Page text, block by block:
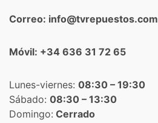
Correo: info@tvrepuestos.com
Móvil: +34 636 31 72 65
Lunes-viernes: 08:30 – 19:30
Sábado: 08:30 – 13:30
Domingo: Cerrado